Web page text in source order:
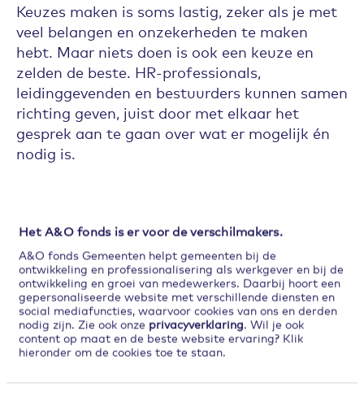
Het A&O fonds is er voor de verschilmakers.
A&O fonds Gemeenten helpt gemeenten bij de
ontwikkeling en professionalisering als werkgever en bij de
ontwikkeling en groei van medewerkers. Daarbij hoort een
gepersonaliseerde website met verschillende diensten en
social mediafuncties, waarvoor cookies van ons en derden
nodig zijn. Zie ook onze privacyverklaring. Wil je ook
content op maat en de beste website ervaring? Klik
hieronder om de cookies toe te staan.
Keuzes maken is soms lastig, zeker als je met
veel belangen en onzekerheden te maken
hebt. Maar niets doen is ook een keuze en
zelden de beste. HR-professionals,
leidinggevenden en bestuurders kunnen samen
richting geven, juist door met elkaar het
gesprek aan te gaan over wat er mogelijk én
nodig is.
helpt
We bieden instrumenten voor het opstellen
van een arbeidsmarkstrategie, hulp bij
scenariodenken en maken trends inzichtelijk
met de Personeelsmonitor. Dus of je nu kiest
voor ‘zwembad, strand of een pittoresk dorpje’,
haal je er als gemeente écht iets uit.